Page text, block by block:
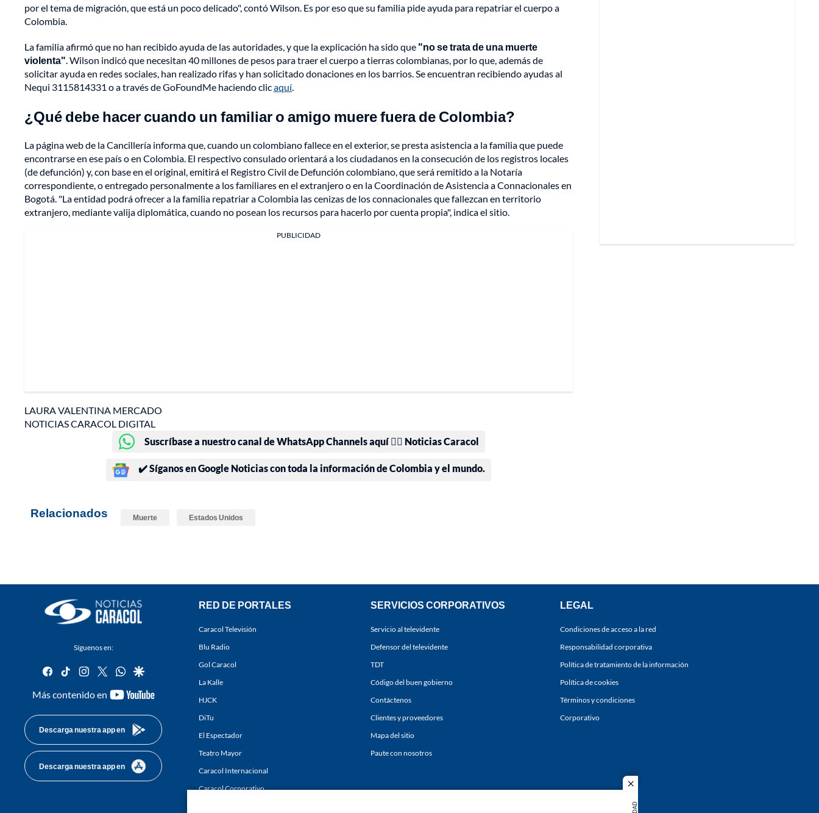
close
por el tema de migración, que está un poco delicado", contó Wilson. Es por eso que su familia pide ayuda para repatriar el cuerpo a
Colombia.
La familia afirmó que no han recibido ayuda de las autoridades, y que la explicación ha sido que "no se trata de una muerte
violenta". Wilson indicó que necesitan 40 millones de pesos para traer el cuerpo a tierras colombianas, por lo que, además de
solicitar ayuda en redes sociales, han realizado rifas y han solicitado donaciones en los barrios. Se encuentran recibiendo ayudas al
Nequi 3115814331 o a través de GoFoundMe haciendo clicaquí.
¿Qué debe hacer cuando un familiar o amigo muere fuera de Colombia?
La página web de la Cancillería informa que, cuando un colombiano fallece en el exterior, se presta asistencia a la familia que puede
encontrarse en ese país o en Colombia. El respectivo consulado orientará a los ciudadanos en la consecución de los registros locales
(de defunción) y, con base en el original, emitirá el Registro Civil de Defunción colombiano, que será remitido a la Notaría
correspondiente, o entregado personalmente a los familiares en el extranjero o en la Coordinación de Asistencia a Connacionales en
Bogotá. "La entidad podrá ofrecer a la familia repatriar a Colombia las cenizas de los connacionales que fallezcan en territorio
extranjero, mediante valija diplomática, cuando no posean los recursos para hacerlo por cuenta propia", indica el sitio.
PUBLICIDAD
LAURA VALENTINA MERCADO
NOTICIAS CARACOL DIGITAL
Suscríbase a nuestro canal de WhatsApp Channels aquí 👉🏻 Noticias Caracol
✔️ Síganos en Google Noticias con toda la información de Colombia y el mundo.
Relacionados Muerte Estados Unidos
Síguenos en:
facebook
tiktok instagram
twitterwhatsapp
google
Más contenido en
youtube-
Descarga nuestra app en
Descarga nuestra app en
RED DE PORTALES
Caracol Televisión
Blu Radio
Gol Caracol
La Kalle
HJCK
DiTu
El Espectador
Teatro Mayor
Caracol Internacional
Caracol Corporativo
SERVICIOS CORPORATIVOS
Servicio al televidente
Defensor del televidente
TDT
Código del buen gobierno
Contáctenos
Clientes y proveedores
Mapa del sitio
Paute con nosotros
LEGAL
Condiciones de acceso a la red
Responsabilidad corporativa
Política de tratamiento de la información
Política de cookies
Términos y condiciones
Corporativo